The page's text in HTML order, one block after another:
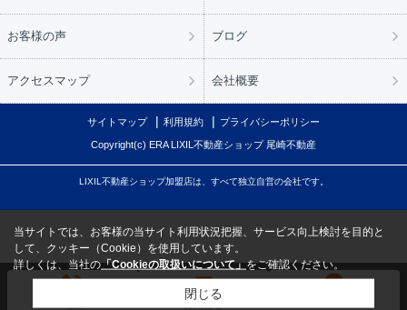
お客様の声 ブログ
アクセスマップ 会社概要
サイトマップ 利用規約 プライバシーポリシー
Copyright(c) ERA LIXIL不動産ショップ 尾崎不動産
LIXIL不動産ショップ加盟店は、すべて独立自営の会社です。
お問合せ
当サイトでは、お客様の当サイト利用状況把握、サービス向上検討を目的と
して、クッキー（Cookie）を使用しています。
詳しくは、当社の「Cookieの取扱いについて」をご確認ください。
閉じる